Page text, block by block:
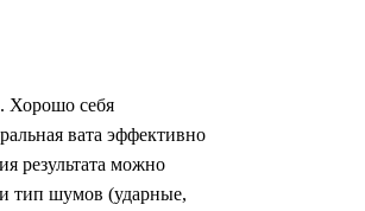
Хорошо себя
вата эффективно
результата можно
тип шумов (ударные,